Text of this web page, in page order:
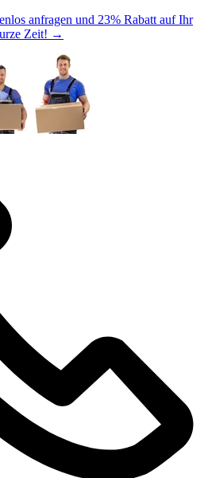
anfragen und 23% Rabatt auf Ihr
Zeit! →